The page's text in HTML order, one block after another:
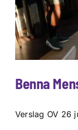
Benna
Verslag OV 26